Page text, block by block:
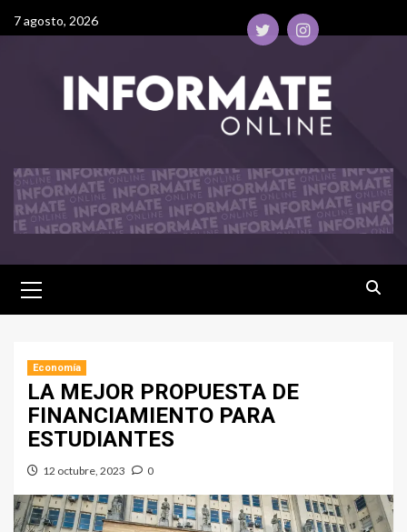
7 agosto, 2026
Economía
LA MEJOR PROPUESTA DE
FINANCIAMIENTO PARA
ESTUDIANTES
12 octubre, 2023 0